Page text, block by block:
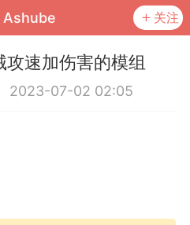
Ashube 关注
速加伤害的模组
2023-07-02 02:05